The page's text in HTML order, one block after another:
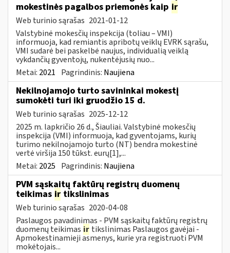
mokestinės pagalbos priemonės kaip ir
Web turinio sąrašas 2021-01-12
Valstybinė mokesčių inspekcija (toliau – VMI)
informuoja, kad remiantis apribotų veiklų EVRK sąrašu,
VMI sudarė bei paskelbė naujus, individualią veiklą
vykdančių gyventojų, nukentėjusių nuo...
Metai: 2021 Pagrindinis: Naujiena
Nekilnojamojo turto savininkai mokestį
sumokėti turi iki gruodžio 15 d.
Web turinio sąrašas 2025-12-12
2025 m. lapkričio 26 d., Šiauliai. Valstybinė mokesčių
inspekcija (VMI) informuoja, kad gyventojams, kurių
turimo nekilnojamojo turto (NT) bendra mokestinė
vertė viršija 150 tūkst. eurų[1],...
Metai: 2025 Pagrindinis: Naujiena
PVM sąskaitų faktūrų registrų duomenų
teikimas ir tikslinimas
Web turinio sąrašas 2020-04-08
Paslaugos pavadinimas - PVM sąskaitų faktūrų registrų
duomenų teikimas ir tikslinimas Paslaugos gavėjai -
Apmokestinamieji asmenys, kurie yra registruoti PVM
mokėtojais...